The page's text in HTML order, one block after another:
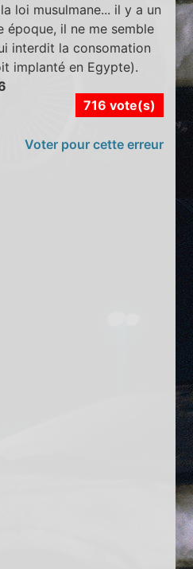
loi musulmane... il y a un
époque, il ne me semble
interdit la consomation
implanté en Egypte).
716 vote(s)
Voter pour cette erreur